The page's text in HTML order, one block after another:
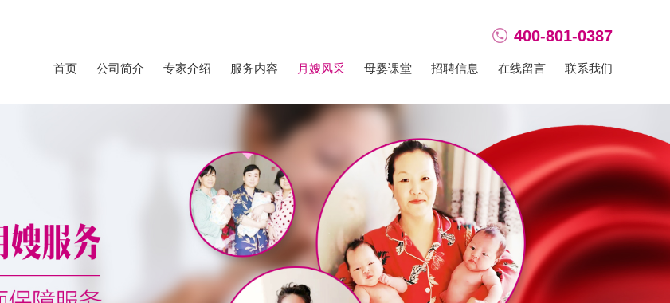
400-801-0387
首页 公司简介 专家介绍 服务内容 月嫂风采 母婴课堂 招聘信息 在线留言 联系我们